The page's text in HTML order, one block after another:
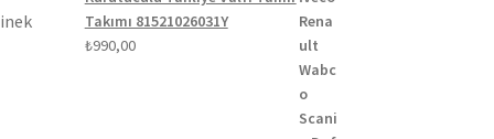
Takımı 81521026031Y
₺990,00